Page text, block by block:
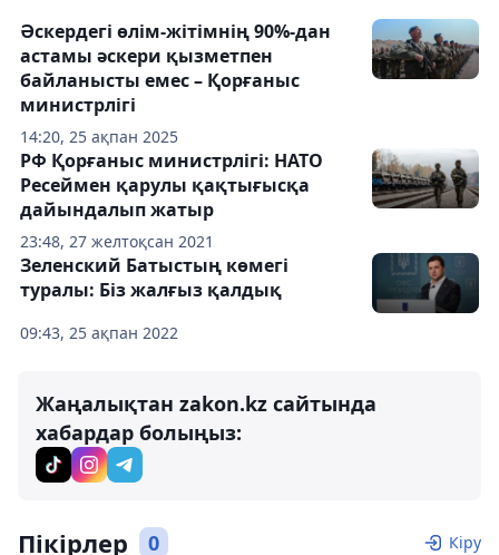
14:20, 25 ақпан 2025
Әскердегі өлім-жітімнің 90%-дан
астамы әскери қызметпен
байланысты емес – Қорғаныс
министрлігі
23:48, 27 желтоқсан 2021
РФ Қорғаныс министрлігі: НАТО
Ресеймен қарулы қақтығысқа
дайындалып жатыр
09:43, 25 ақпан 2022
Зеленский Батыстың көмегі
туралы: Біз жалғыз қалдық
Жаңалықтан zakon.kz сайтында
хабардар болыңыз:
Пікірлер 0 Кіру